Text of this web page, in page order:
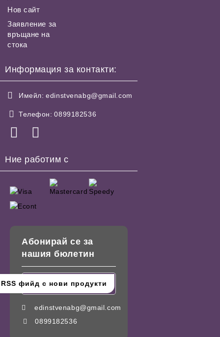
Нов сайт
Заявление за
връщане на
стока
Информация за контакти:
Имейл: edinstvenabg@gmail.com
Телефон: 0899182536
Ние работим с
Абонирай се за
нашия бюлетин
edinstvenabg@gmail.com
0899182536